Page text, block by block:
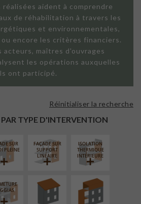
aident à comprendre
de réhabilitation à travers les
et environnementales,
encore les critères financiers.
acteurs, maîtres d'ouvrages
les opérations auxquelles
ont participé.
PAR TYPE D'INTERVENTION
Réinitialiser la recherche
SUR
PLEINE
FAÇADE SUR
SUPPORT
LINÉAIRE
ISOLATION
THERMIQUE
INTÉRIEURE
RÉFECTION DES
TOITURES
SURÉLÉVATION
EXTENSION